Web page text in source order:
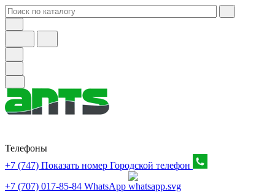
Телефоны
+7 (747) Показать номер Городской телефон
+7 (707) 017-85-84 WhatsApp